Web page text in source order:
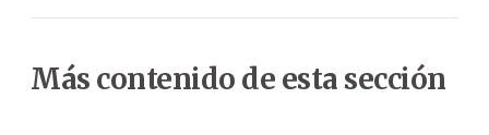
Más contenido de esta sección